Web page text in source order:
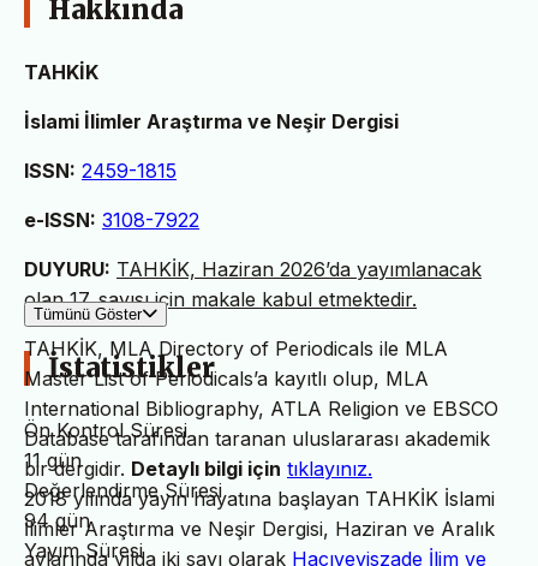
Hakkında
TAHKİK
İslami İlimler Araştırma ve Neşir Dergisi
ISSN: 2459-1815
e-ISSN: 3108-7922
DUYURU: TAHKİK, Haziran 2026’da yayımlanacak
olan 17. sayısı için makale kabul etmektedir.
TAHKİK, MLA Directory of Periodicals ile MLA
Master List of Periodicals’a kayıtlı olup, MLA
International Bibliography, ATLA Religion ve EBSCO
Database tarafından taranan uluslararası akademik
bir dergidir. Detaylı bilgi için tıklayınız.
2018 yılında yayın hayatına başlayan TAHKİK İslami
İlimler Araştırma ve Neşir Dergisi, Haziran ve Aralık
aylarında yılda iki sayı olarak Hacıveyiszade İlim ve
Tümünü Göster
İstatistikler
Ön Kontrol Süresi
11 gün
Değerlendirme Süresi
94 gün
Yayım Süresi